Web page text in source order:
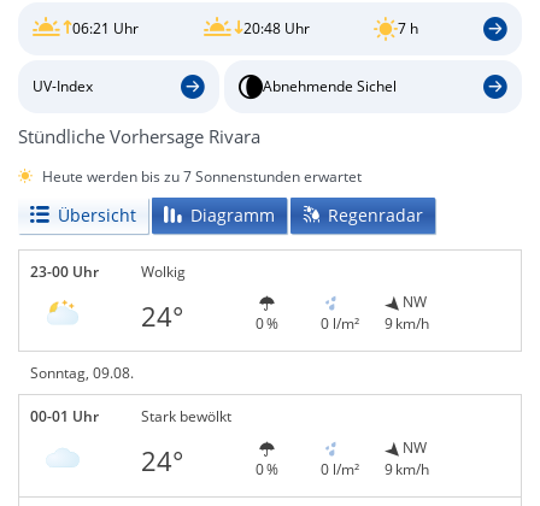
06:21 Uhr 20:48 Uhr 7 h
UV-Index Abnehmende Sichel
Stündliche Vorhersage Rivara
Heute werden bis zu 7 Sonnenstunden erwartet
Übersicht Diagramm Regenradar
23-00 Uhr Wolkig
24° 0 % 0 l/m²
NW
9 km/h
Sonntag, 09.08.
00-01 Uhr Stark bewölkt
24° 0 % 0 l/m²
NW
9 km/h